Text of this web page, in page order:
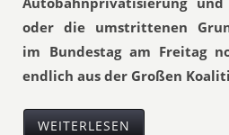
oder die umstrittenen
im Bundestag am Freitag
endlich aus der Großen
WEITERLESEN